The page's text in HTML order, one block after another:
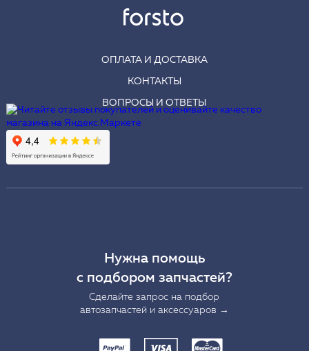
ОПЛАТА И ДОСТАВКА
КОНТАКТЫ
ВОПРОСЫ И ОТВЕТЫ
Нужна помощь
с подбором запчастей?
Сделайте запрос на подбор
автозапчастей и аксессуаров →